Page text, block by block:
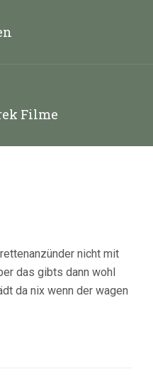
Filme
nicht mit
das gibts dann wohl
da nix wenn der wagen